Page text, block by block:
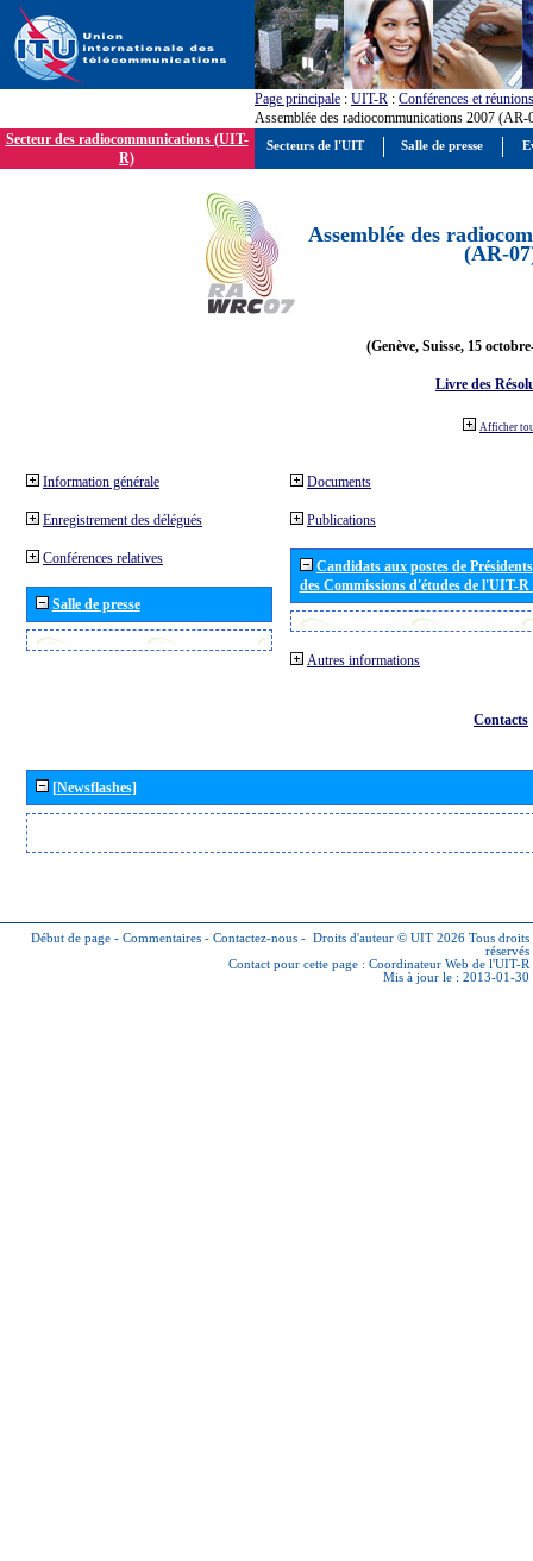
Page principale : UIT-R : Conférences et réunions
Assemblée des radiocommunications 2007 (AR-
Secteur des radiocommunications (UIT-
R)
Assemblée des
(AR-
(Genève, Suisse, 15
Livre des
Afficher
Information générale
Enregistrement des délégués
Conférences relatives
Salle de presse
Documents
Publications
Candidats aux postes de
des Commissions d'études de l'UIT-
Autres informations
Contacts
[Newsflashes]
Début de page - Commentaires - Contactez-nous - Droits d'auteur © UIT 2026 Tous droits
réservés
Contact pour cette page : Coordinateur Web de l'UIT-R
Mis à jour le : 2013-01-30
Secteurs de l'UIT Salle de presse